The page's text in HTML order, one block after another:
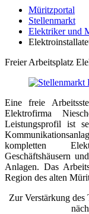
Müritzportal
Stellenmarkt
Elektriker und
Freier Arbeitsplatz
Eine freie
Elektrofirma
Leistungsprofil ist
kompletten
Geschäftshäusern
Anlagen. Das
Region des alten
Zur Verstärkung des